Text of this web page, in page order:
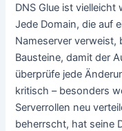
DNS Glue ist
Jede Domain, die auf
Nameserver verweist,
Bausteine, damit der
überprüfe jede
kritisch – besonders
Serverrollen neu
beherrscht, hat seine